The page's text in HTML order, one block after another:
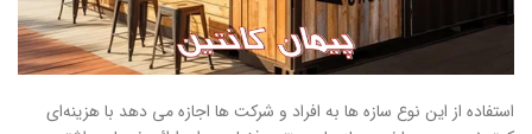
استفاده از این نوع سازه‌ ها به افراد و شرکت ‌ها اجازه می‌ دهد با هزینه‌ای